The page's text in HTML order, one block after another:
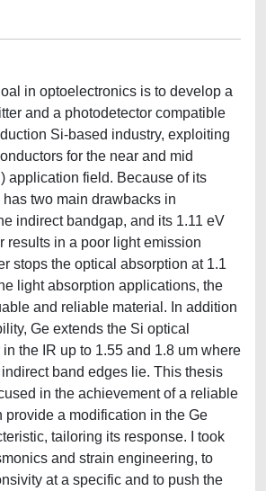
in optoelectronics is to develop a
and a photodetector compatible
Si-based industry, exploiting
for the near and mid
application field. Because of its
has two main drawbacks in
indirect bandgap, and its 1.11 eV
results in a poor light emission
stops the optical absorption at 1.1
light absorption applications, the
and reliable material. In addition
Ge extends the Si optical
the IR up to 1.55 and 1.8 um where
band edges lie. This thesis
in the achievement of a reliable
provide a modification in the Ge
tailoring its response. I took
and strain engineering, to
at a specific and to push the